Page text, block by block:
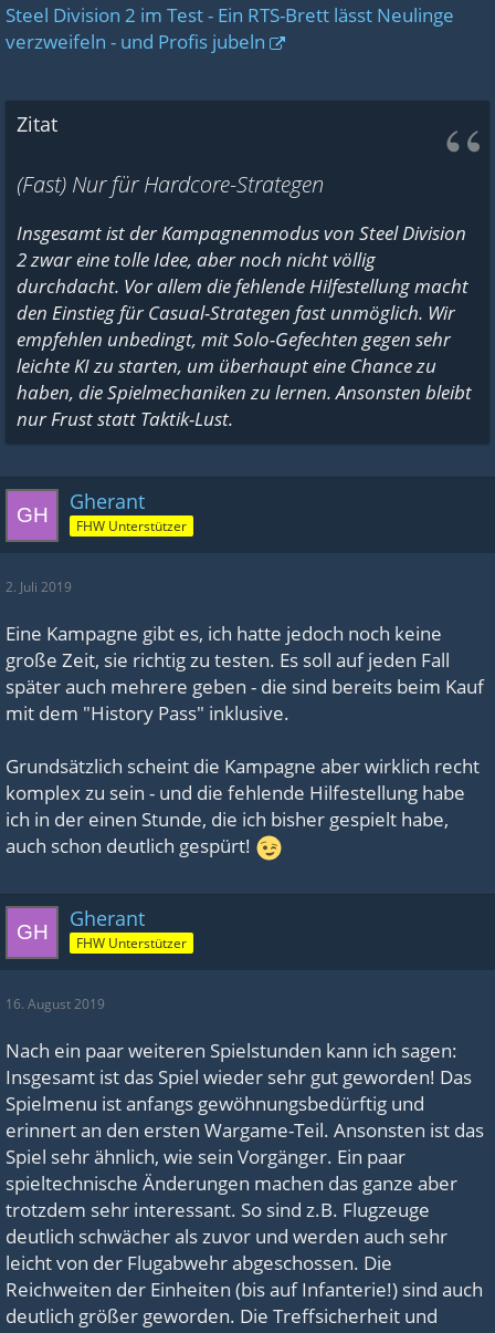
Steel Division 2 im Test - Ein RTS-Brett lässt Neulinge
verzweifeln - und Profis jubeln
Zitat
(Fast) Nur für Hardcore-Strategen
Insgesamt ist der Kampagnenmodus von Steel Division
2 zwar eine tolle Idee, aber noch nicht völlig
durchdacht. Vor allem die fehlende Hilfestellung macht
den Einstieg für Casual-Strategen fast unmöglich. Wir
empfehlen unbedingt, mit Solo-Gefechten gegen sehr
leichte KI zu starten, um überhaupt eine Chance zu
haben, die Spielmechaniken zu lernen. Ansonsten bleibt
nur Frust statt Taktik-Lust.
Gherant
FHW Unterstützer
2. Juli 2019
Eine Kampagne gibt es, ich hatte jedoch noch keine
große Zeit, sie richtig zu testen. Es soll auf jeden Fall
später auch mehrere geben - die sind bereits beim Kauf
mit dem "History Pass" inklusive.
Grundsätzlich scheint die Kampagne aber wirklich recht
komplex zu sein - und die fehlende Hilfestellung habe
ich in der einen Stunde, die ich bisher gespielt habe,
auch schon deutlich gespürt!
Gherant
FHW Unterstützer
16. August 2019
Nach ein paar weiteren Spielstunden kann ich sagen:
Insgesamt ist das Spiel wieder sehr gut geworden! Das
Spielmenu ist anfangs gewöhnungsbedürftig und
erinnert an den ersten Wargame-Teil. Ansonsten ist das
Spiel sehr ähnlich, wie sein Vorgänger. Ein paar
spieltechnische Änderungen machen das ganze aber
trotzdem sehr interessant. So sind z.B. Flugzeuge
deutlich schwächer als zuvor und werden auch sehr
leicht von der Flugabwehr abgeschossen. Die
Reichweiten der Einheiten (bis auf Infanterie!) sind auch
deutlich größer geworden. Die Treffsicherheit und